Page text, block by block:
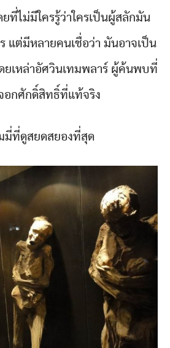
ดยที่ไม่มีใครรู้ว่าใครเป็นผู้สลักมัน
แต่มีหลายคนเชื่อว่า มันอาจเป็น
ยเหล่าอัศวินเทมพลาร์ ผู้ค้นพบที่
อกศักดิ์สิทธิ์ที่แท้จริง
มี่ที่ดูสยดสยองที่สุด